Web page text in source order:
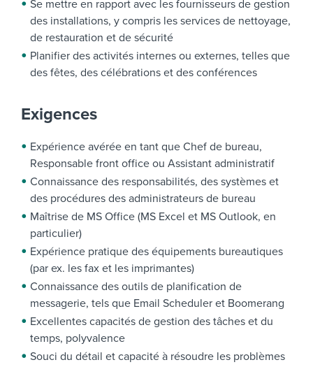
Se mettre en rapport avec les fournisseurs de gestion
des installations, y compris les services de nettoyage,
de restauration et de sécurité
Planifier des activités internes ou externes, telles que
des fêtes, des célébrations et des conférences
Exigences
Expérience avérée en tant que Chef de bureau,
Responsable front office ou Assistant administratif
Connaissance des responsabilités, des systèmes et
des procédures des administrateurs de bureau
Maîtrise de MS Office (MS Excel et MS Outlook, en
particulier)
Expérience pratique des équipements bureautiques
(par ex. les fax et les imprimantes)
Connaissance des outils de planification de
messagerie, tels que Email Scheduler et Boomerang
Excellentes capacités de gestion des tâches et du
temps, polyvalence
Souci du détail et capacité à résoudre les problèmes